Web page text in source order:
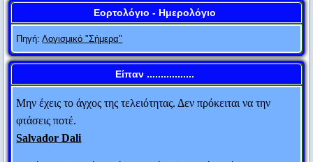
Εορτολόγιο - Ημερολόγιο
Πηγή:Λογισμικό "Σήμερα"
Είπαν .................
Αλβέρτος Αϊνστάιν
Ποτέ μην τα βάζεις μ' έναν ηλίθιο. Είναι βέβαιο ότι θα σε ρίξει
στο επίπεδό του και θα σε νικήσει εκ πείρας.
Μην έχεις το άγχος της τελειότητας. Δεν πρόκειται να την
φτάσεις ποτέ.
Salvador Dali